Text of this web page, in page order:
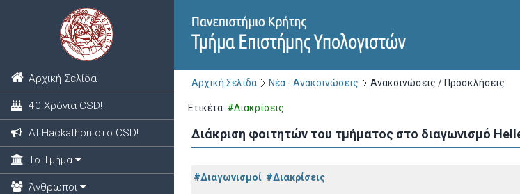
Αρχική Σελίδα
40 Χρόνια CSD!
ΑΙ Hackathon στο CSD!
Το Τμήμα
Άνθρωποι
Αρχική Σελίδα Νέα - Ανακοινώσεις Ανακοινώσεις / Προσκλήσεις
Ετικέτα: #Διακρίσεις
Διάκριση φοιτητών του τμήματος στο διαγωνισμό
#Διαγωνισμοί #Διακρίσεις